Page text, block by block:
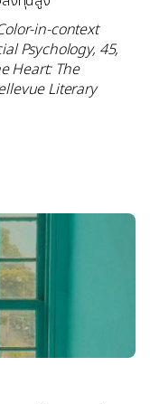
in-context
Psychology, 45,
Heart: The
Literary